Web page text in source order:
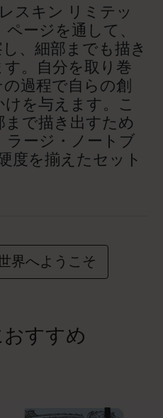
スキン リミテッ
ージを通して、
、細部までも描き
。自分を取り巻
過程で自らの創
を与えます。こ
で描き出すため
ージ・ノートブ
度を揃えたセット
界へようこそ
すすめ